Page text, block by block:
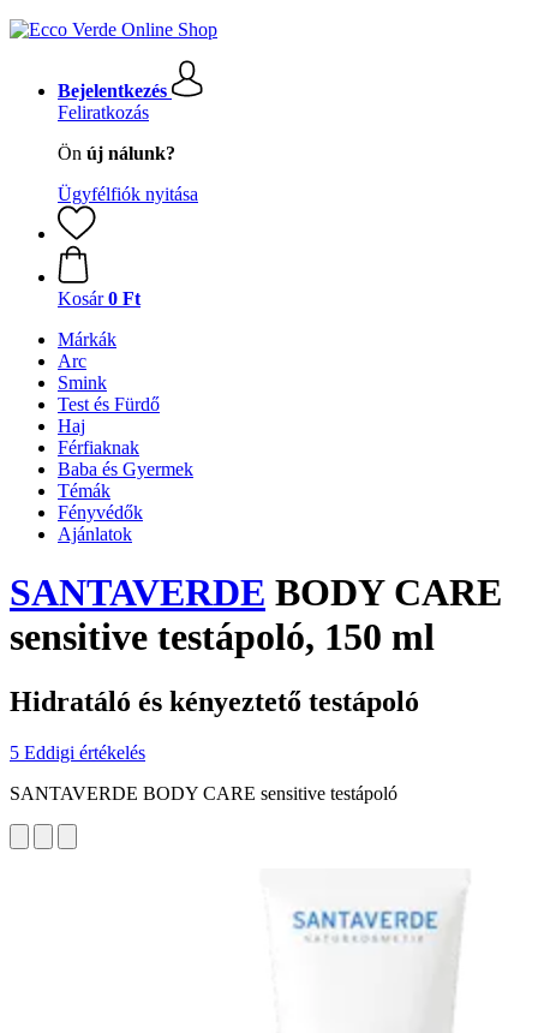
Bejelentkezés
Feliratkozás
Ön új nálunk?
Ügyfélfiók nyitása
Kosár 0 Ft
Márkák
Arc
Smink
Test és Fürdő
Haj
Férfiaknak
Baba és Gyermek
Témák
Fényvédők
Ajánlatok
SANTAVERDE BODY CARE
sensitive testápoló, 150 ml
Hidratáló és kényeztető testápoló
5 Eddigi értékelés
SANTAVERDE BODY CARE sensitive testápoló